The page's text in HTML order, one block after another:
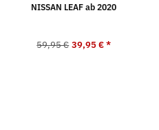
NISSAN LEAF ab 2020
59,95 € 39,95 €*